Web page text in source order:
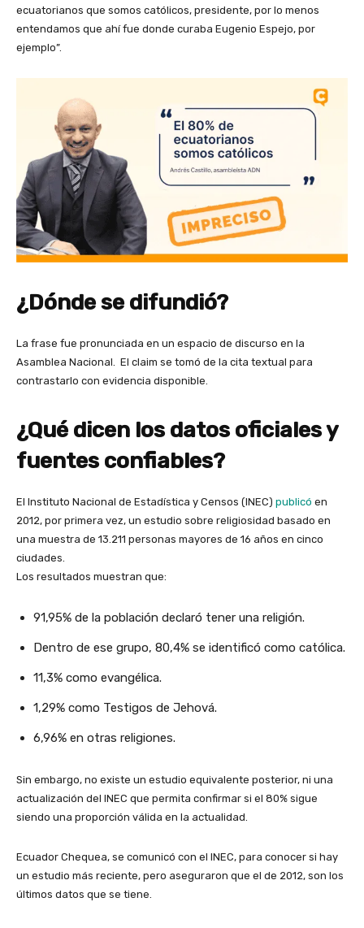
ecuatorianos que somos católicos, presidente, por lo menos
entendamos que ahí fue donde curaba Eugenio Espejo, por
ejemplo”.
¿Dónde se difundió?
La frase fue pronunciada en un espacio de discurso en la
Asamblea Nacional. El claim se tomó de la cita textual para
contrastarlo con evidencia disponible.
¿Qué dicen los datos oficiales y
fuentes confiables?
El Instituto Nacional de Estadística y Censos (INEC) publicó en
2012, por primera vez, un estudio sobre religiosidad basado en
una muestra de 13.211 personas mayores de 16 años en cinco
ciudades.
Los resultados muestran que:
91,95% de la población declaró tener una religión.
Dentro de ese grupo, 80,4% se identificó como católica.
11,3% como evangélica.
1,29% como Testigos de Jehová.
6,96% en otras religiones.
Sin embargo, no existe un estudio equivalente posterior, ni una
actualización del INEC que permita confirmar si el 80% sigue
siendo una proporción válida en la actualidad.
Ecuador Chequea, se comunicó con el INEC, para conocer si hay
un estudio más reciente, pero aseguraron que el de 2012, son los
últimos datos que se tiene.